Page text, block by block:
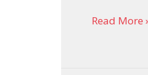
年
Read More